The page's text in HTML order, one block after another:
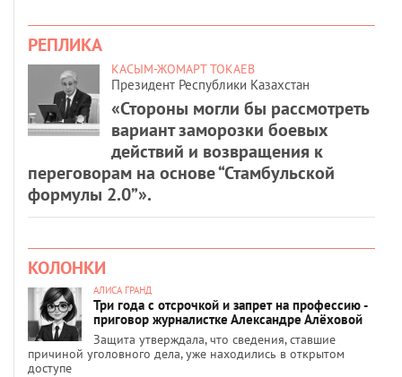
РЕПЛИКА
КАСЫМ-ЖОМАРТ ТОКАЕВ
Президент Республики Казахстан
«Стороны могли бы рассмотреть
вариант заморозки боевых
действий и возвращения к
переговорам на основе “Стамбульской
формулы 2.0”».
КОЛОНКИ
АЛИСА ГРАНД
Три года с отсрочкой и запрет на профессию -
приговор журналистке Александре Алёховой
Защита утверждала, что сведения, ставшие
причиной уголовного дела, уже находились в открытом
доступе